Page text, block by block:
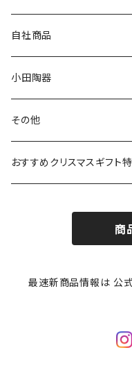
プレート
ボウル
ガラスウェア
カトラリー
80th記念アイテム
リトルミイの日記念アイテム
MOOMIN ANIMATION
スヌーピー
ピーターラビット
ポケットモンスター
mofusand（モフサンド）
mofsand×日比谷花壇
LA AMYS(エミーズ)
LISA LARSON(リサラーソ
LAURA ASHLEY(ローラ
Finlayson(フィンレイソン)
HANAE MORI(ハナエモ
THE BEATLES(ザ・ビー
自社商品
ねこ企画
Cecera(セセラ)
CELEC(セレック)
隅切り重箱
小田陶器
さざなみ
吉祥
メイメイウェア
SoSo(ソソ）
その他
リサイクル食器
おすすめクリスマスギフト
商
最速新商品情報は 公式